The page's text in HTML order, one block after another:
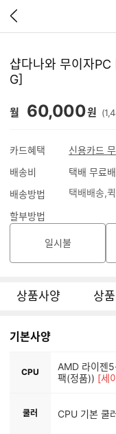
이
지
가
샵다나와 무이자
G]
월 60,000원
카드혜택
신용카드
배송비
택배 무료
배송방법
택배배송
할부방법
일시불
상품사양 상
기본사양
CPU
AMD 라이젠
팩(정품)) [세
쿨러 CPU 기본 쿨